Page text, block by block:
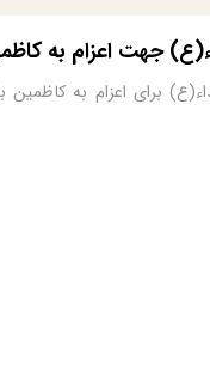
جهت اعزام به
برای اعزام به